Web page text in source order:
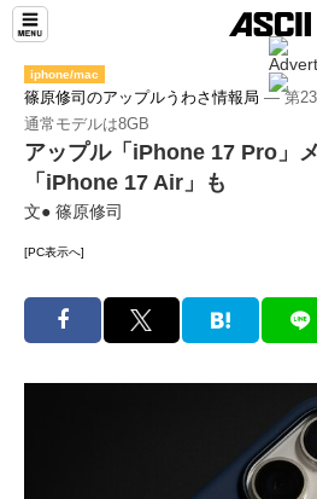
iphone/mac
篠原修司のアップルうわさ情報局 ― 第
通常モデルは8GB
アップル「iPhone 17 Pro」
「iPhone 17 Air」も
文● 篠原修司
[PC表示へ]